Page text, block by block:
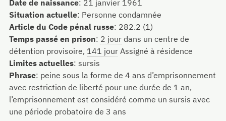
Date de naissance: 21 janvier 1961
Situation actuelle: Personne condamnée
Article du Code pénal russe: 282.2 (1)
Temps passé en prison: 2 jour dans un centre de
détention provisoire, 141 jour Assigné à résidence
Limites actuelles: sursis
Phrase: peine sous la forme de 4 ans d’emprisonnement
avec restriction de liberté pour une durée de 1 an,
l’emprisonnement est considéré comme un sursis avec
une période probatoire de 3 ans